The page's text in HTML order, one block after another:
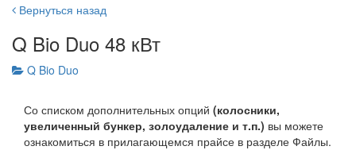
Вернуться назад
Q Bio Duo 48 кВт
Q Bio Duo
Со списком дополнительных опций (колосники,
увеличенный бункер, золоудаление и т.п.) вы можете
ознакомиться в прилагающемся прайсе в разделе Файлы.